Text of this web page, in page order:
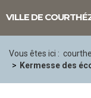
VILLE DE
Vous êtes ici :
Kermesse des